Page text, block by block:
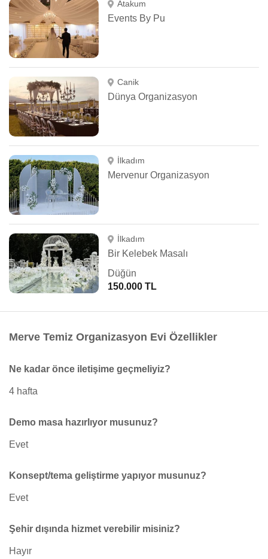
Atakum
Events By Pu
Canik
Dünya Organizasyon
İlkadım
Mervenur Organizasyon
İlkadım
Bir Kelebek Masalı
Düğün
150.000 TL
Merve Temiz Organizasyon Evi Özellikler
Ne kadar önce iletişime geçmeliyiz?
4 hafta
Demo masa hazırlıyor musunuz?
Evet
Konsept/tema geliştirme yapıyor musunuz?
Evet
Şehir dışında hizmet verebilir misiniz?
Hayır